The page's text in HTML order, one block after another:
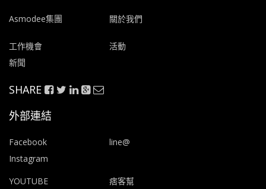
Asmodee集團 關於我們
工作機會
活動
新聞
SHARE
外部連結
Facebook
line@
Instagram
YOUTUBE
痞客幫